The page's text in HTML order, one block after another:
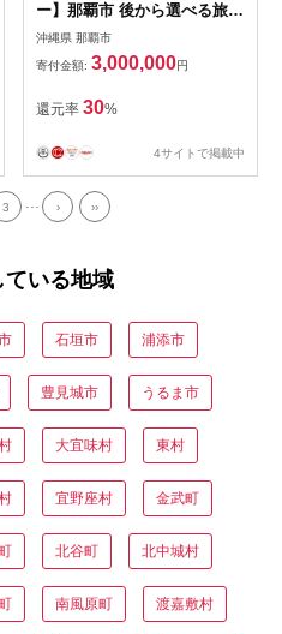
ー】那覇市 後から選べる旅行
Webカタログで使える！ 旅行
クーポン（900,000円分） 旅
行券 宿泊券 | 旅行券 宿泊券
宿泊 観光 旅行 ホテル クーポ
ン チケット 那覇市 沖縄
沖縄県 那覇市
寄付金額: 3,000,000円
還元率 30%
4サイトで掲載中
3 › ››
いる地域
石垣市 浦添市
豊見城市 うるま市
大宜味村 東村
宜野座村 金武町
北谷町 北中城村
南風原町 渡嘉敷村